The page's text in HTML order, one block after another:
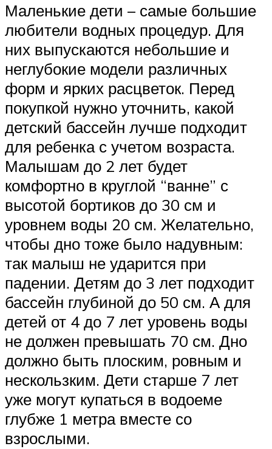
Маленькие дети – самые большие
любители водных процедур. Для
них выпускаются небольшие и
неглубокие модели различных
форм и ярких расцветок. Перед
покупкой нужно уточнить, какой
детский бассейн лучше подходит
для ребенка с учетом возраста.
Малышам до 2 лет будет
комфортно в круглой “ванне” с
высотой бортиков до 30 см и
уровнем воды 20 см. Желательно,
чтобы дно тоже было надувным:
так малыш не ударится при
падении. Детям до 3 лет подходит
бассейн глубиной до 50 см. А для
детей от 4 до 7 лет уровень воды
не должен превышать 70 см. Дно
должно быть плоским, ровным и
нескользким. Дети старше 7 лет
уже могут купаться в водоеме
глубже 1 метра вместе со
взрослыми.